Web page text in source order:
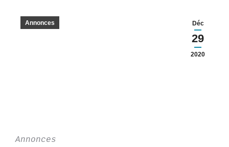
Déc
29
2020
Annonces
Annonces